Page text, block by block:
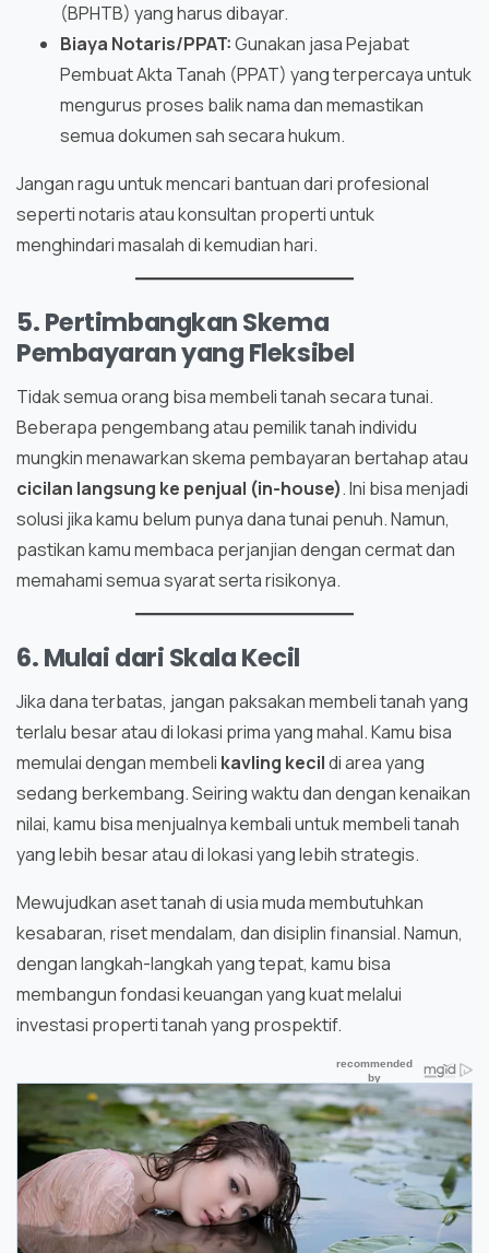
(BPHTB) yang harus dibayar.
Biaya Notaris/PPAT:Gunakan jasa Pejabat
Pembuat Akta Tanah (PPAT) yang terpercaya untuk
mengurus proses balik nama dan memastikan
semua dokumen sah secara hukum.
Jangan ragu untuk mencari bantuan dari profesional
seperti notaris atau konsultan properti untuk
menghindari masalah di kemudian hari.
5. Pertimbangkan Skema
Pembayaran yang Fleksibel
Tidak semua orang bisa membeli tanah secara tunai.
Beberapa pengembang atau pemilik tanah individu
mungkin menawarkan skema pembayaran bertahap atau
cicilan langsung ke penjual (in-house). Ini bisa menjadi
solusi jika kamu belum punya dana tunai penuh. Namun,
pastikan kamu membaca perjanjian dengan cermat dan
memahami semua syarat serta risikonya.
6. Mulai dari Skala Kecil
Jika dana terbatas, jangan paksakan membeli tanah yang
terlalu besar atau di lokasi prima yang mahal. Kamu bisa
memulai dengan membeli kavling kecildi area yang
sedang berkembang. Seiring waktu dan dengan kenaikan
nilai, kamu bisa menjualnya kembali untuk membeli tanah
yang lebih besar atau di lokasi yang lebih strategis.
Mewujudkan aset tanah di usia muda membutuhkan
kesabaran, riset mendalam, dan disiplin finansial. Namun,
dengan langkah-langkah yang tepat, kamu bisa
membangun fondasi keuangan yang kuat melalui
investasi properti tanah yang prospektif.